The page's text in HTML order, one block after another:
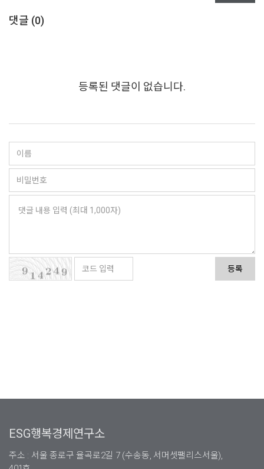
댓글 (0)
등록된 댓글이 없습니다.
등록
ESG행복경제연구소
주소 : 서울 종로구 율곡로2길 7 (수송동, 서머셋팰리스서울),